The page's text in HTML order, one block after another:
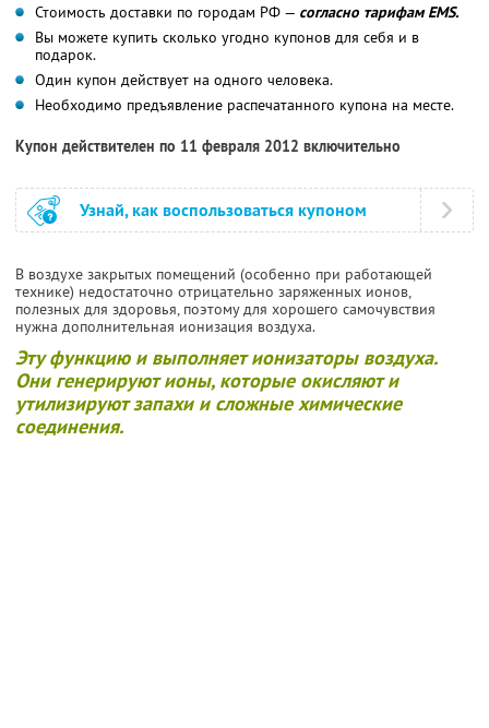
Стоимость доставки по городам РФ — согласно тарифам EMS.
Вы можете купить сколько угодно купонов для себя и в
подарок.
Один купон действует на одного человека.
Необходимо предъявление распечатанного купона на месте.
Купон действителен по 11 февраля 2012 включительно
Узнай, как воспользоваться купоном
В воздухе закрытых помещений (особенно при работающей
технике) недостаточно отрицательно заряженных ионов,
полезных для здоровья, поэтому для хорошего самочувствия
нужна дополнительная ионизация воздуха.
Эту функцию и выполняет ионизаторы воздуха.
Они генерируют ионы, которые окисляют и
утилизируют запахи и сложные химические
соединения.